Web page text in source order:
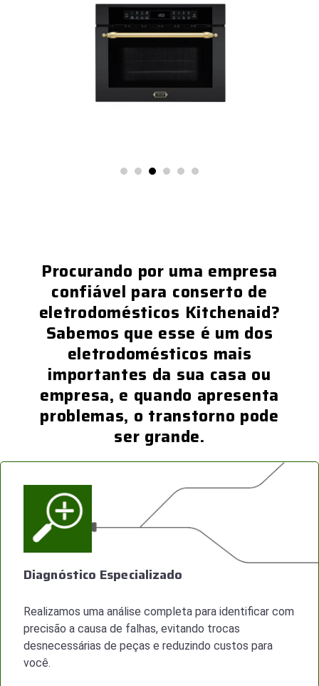
Procurando por uma empresa
confiável para conserto de
eletrodomésticos Kitchenaid?
Sabemos que esse é um dos
eletrodomésticos mais
importantes da sua casa ou
empresa, e quando apresenta
problemas, o transtorno pode
ser grande.
Diagnóstico Especializado
Realizamos uma análise completa para identificar com
precisão a causa de falhas, evitando trocas
desnecessárias de peças e reduzindo custos para
você.